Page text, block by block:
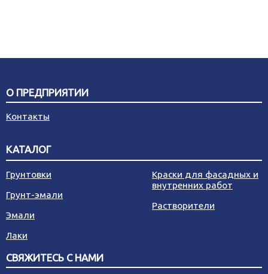
О ПРЕДПРИЯТИИ
Контакты
КАТАЛОГ
Грунтовки
Грунт-эмали
Эмали
Лаки
Краски для фасадных и
внутренних работ
Растворители
СВЯЖИТЕСЬ С НАМИ